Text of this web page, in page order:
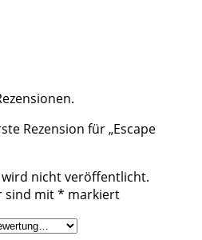
Rezension für „Escape
wird nicht veröffentlicht.
sind mit* markiert